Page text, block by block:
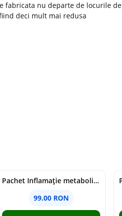
fabricata nu departe de locurile
deci mult mai redusa
Pachet Inflamație metabolism și creier
99.00 RON